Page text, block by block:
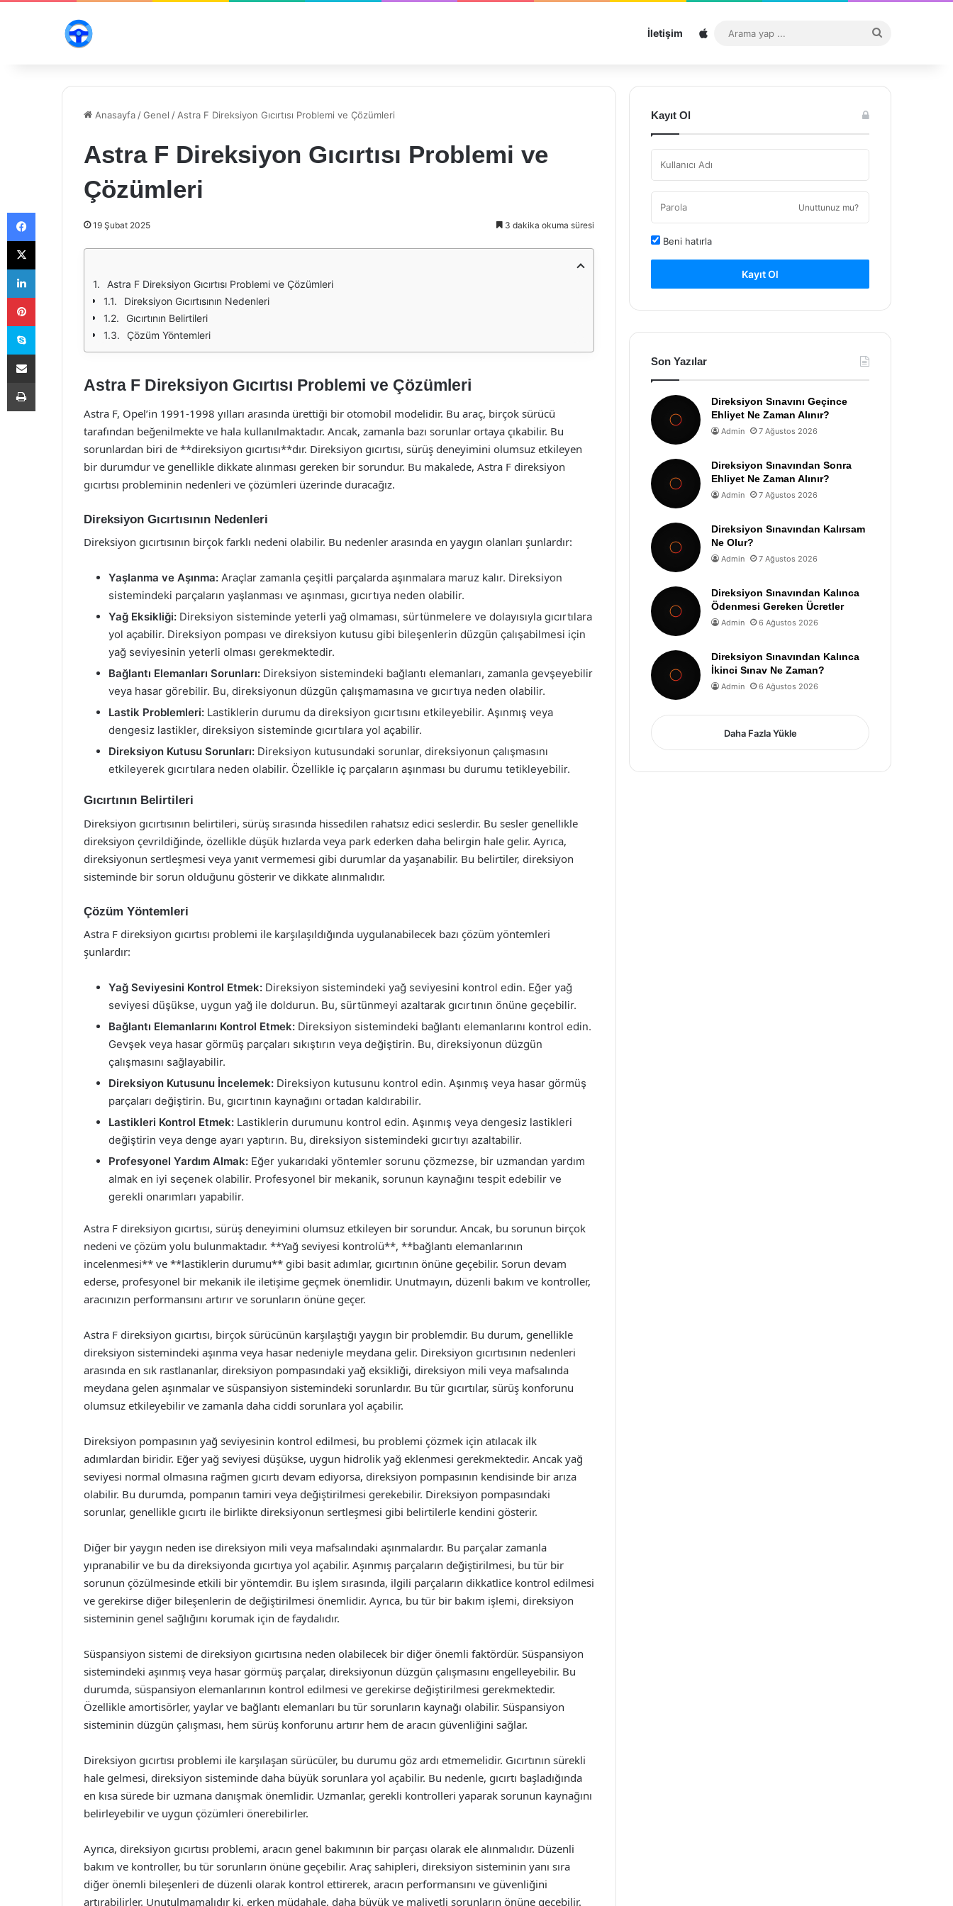
İletişim Sitemap
...
Anasayfa /Genel / Astra F Direksiyon Gıcırtısı Problemi ve Çözümleri
Astra F Direksiyon Gıcırtısı Problemi ve
Çözümleri
19 Şubat 2025 3 dakika okuma süresi
Astra F Direksiyon Gıcırtısı Problemi ve Çözümleri
Direksiyon Gıcırtısının Nedenleri
Gıcırtının Belirtileri
Çözüm Yöntemleri
Astra F Direksiyon Gıcırtısı Problemi ve Çözümleri
Astra F, Opel’in 1991-1998 yılları arasında ürettiği bir otomobil modelidir. Bu araç, birçok sürücü
tarafından beğenilmekte ve hala kullanılmaktadır. Ancak, zamanla bazı sorunlar ortaya çıkabilir. Bu
sorunlardan biri de **direksiyon gıcırtısı**dır. Direksiyon gıcırtısı, sürüş deneyimini olumsuz etkileyen
bir durumdur ve genellikle dikkate alınması gereken bir sorundur. Bu makalede, Astra F direksiyon
gıcırtısı probleminin nedenleri ve çözümleri üzerinde duracağız.
Direksiyon Gıcırtısının Nedenleri
Direksiyon gıcırtısının birçok farklı nedeni olabilir. Bu nedenler arasında en yaygın olanları şunlardır:
Yaşlanma ve Aşınma: Araçlar zamanla çeşitli parçalarda aşınmalara maruz kalır. Direksiyon
sistemindeki parçaların yaşlanması ve aşınması, gıcırtıya neden olabilir.
Yağ Eksikliği: Direksiyon sisteminde yeterli yağ olmaması, sürtünmelere ve dolayısıyla gıcırtılara
yol açabilir. Direksiyon pompası ve direksiyon kutusu gibi bileşenlerin düzgün çalışabilmesi için
yağ seviyesinin yeterli olması gerekmektedir.
Bağlantı Elemanları Sorunları: Direksiyon sistemindeki bağlantı elemanları, zamanla gevşeyebilir
veya hasar görebilir. Bu, direksiyonun düzgün çalışmamasına ve gıcırtıya neden olabilir.
Lastik Problemleri: Lastiklerin durumu da direksiyon gıcırtısını etkileyebilir. Aşınmış veya
dengesiz lastikler, direksiyon sisteminde gıcırtılara yol açabilir.
Direksiyon Kutusu Sorunları: Direksiyon kutusundaki sorunlar, direksiyonun çalışmasını
etkileyerek gıcırtılara neden olabilir. Özellikle iç parçaların aşınması bu durumu tetikleyebilir.
Gıcırtının Belirtileri
Direksiyon gıcırtısının belirtileri, sürüş sırasında hissedilen rahatsız edici seslerdir. Bu sesler genellikle
direksiyon çevrildiğinde, özellikle düşük hızlarda veya park ederken daha belirgin hale gelir. Ayrıca,
direksiyonun sertleşmesi veya yanıt vermemesi gibi durumlar da yaşanabilir. Bu belirtiler, direksiyon
sisteminde bir sorun olduğunu gösterir ve dikkate alınmalıdır.
Çözüm Yöntemleri
Astra F direksiyon gıcırtısı problemi ile karşılaşıldığında uygulanabilecek bazı çözüm yöntemleri
şunlardır:
Yağ Seviyesini Kontrol Etmek: Direksiyon sistemindeki yağ seviyesini kontrol edin. Eğer yağ
seviyesi düşükse, uygun yağ ile doldurun. Bu, sürtünmeyi azaltarak gıcırtının önüne geçebilir.
Bağlantı Elemanlarını Kontrol Etmek: Direksiyon sistemindeki bağlantı elemanlarını kontrol edin.
Gevşek veya hasar görmüş parçaları sıkıştırın veya değiştirin. Bu, direksiyonun düzgün
çalışmasını sağlayabilir.
Direksiyon Kutusunu İncelemek: Direksiyon kutusunu kontrol edin. Aşınmış veya hasar görmüş
parçaları değiştirin. Bu, gıcırtının kaynağını ortadan kaldırabilir.
Lastikleri Kontrol Etmek: Lastiklerin durumunu kontrol edin. Aşınmış veya dengesiz lastikleri
değiştirin veya denge ayarı yaptırın. Bu, direksiyon sistemindeki gıcırtıyı azaltabilir.
Profesyonel Yardım Almak: Eğer yukarıdaki yöntemler sorunu çözmezse, bir uzmandan yardım
almak en iyi seçenek olabilir. Profesyonel bir mekanik, sorunun kaynağını tespit edebilir ve
gerekli onarımları yapabilir.
Astra F direksiyon gıcırtısı, sürüş deneyimini olumsuz etkileyen bir sorundur. Ancak, bu sorunun birçok
nedeni ve çözüm yolu bulunmaktadır. **Yağ seviyesi kontrolü**, **bağlantı elemanlarının
incelenmesi** ve **lastiklerin durumu** gibi basit adımlar, gıcırtının önüne geçebilir. Sorun devam
ederse, profesyonel bir mekanik ile iletişime geçmek önemlidir. Unutmayın, düzenli bakım ve kontroller,
aracınızın performansını artırır ve sorunların önüne geçer.
Astra F direksiyon gıcırtısı, birçok sürücünün karşılaştığı yaygın bir problemdir. Bu durum, genellikle
direksiyon sistemindeki aşınma veya hasar nedeniyle meydana gelir. Direksiyon gıcırtısının nedenleri
arasında en sık rastlananlar, direksiyon pompasındaki yağ eksikliği, direksiyon mili veya mafsalında
meydana gelen aşınmalar ve süspansiyon sistemindeki sorunlardır. Bu tür gıcırtılar, sürüş konforunu
olumsuz etkileyebilir ve zamanla daha ciddi sorunlara yol açabilir.
Direksiyon pompasının yağ seviyesinin kontrol edilmesi, bu problemi çözmek için atılacak ilk
adımlardan biridir. Eğer yağ seviyesi düşükse, uygun hidrolik yağ eklenmesi gerekmektedir. Ancak yağ
seviyesi normal olmasına rağmen gıcırtı devam ediyorsa, direksiyon pompasının kendisinde bir arıza
olabilir. Bu durumda, pompanın tamiri veya değiştirilmesi gerekebilir. Direksiyon pompasındaki
sorunlar, genellikle gıcırtı ile birlikte direksiyonun sertleşmesi gibi belirtilerle kendini gösterir.
Diğer bir yaygın neden ise direksiyon mili veya mafsalındaki aşınmalardır. Bu parçalar zamanla
yıpranabilir ve bu da direksiyonda gıcırtıya yol açabilir. Aşınmış parçaların değiştirilmesi, bu tür bir
sorunun çözülmesinde etkili bir yöntemdir. Bu işlem sırasında, ilgili parçaların dikkatlice kontrol edilmesi
ve gerekirse diğer bileşenlerin de değiştirilmesi önemlidir. Ayrıca, bu tür bir bakım işlemi, direksiyon
sisteminin genel sağlığını korumak için de faydalıdır.
Süspansiyon sistemi de direksiyon gıcırtısına neden olabilecek bir diğer önemli faktördür. Süspansiyon
sistemindeki aşınmış veya hasar görmüş parçalar, direksiyonun düzgün çalışmasını engelleyebilir. Bu
durumda, süspansiyon elemanlarının kontrol edilmesi ve gerekirse değiştirilmesi gerekmektedir.
Özellikle amortisörler, yaylar ve bağlantı elemanları bu tür sorunların kaynağı olabilir. Süspansiyon
sisteminin düzgün çalışması, hem sürüş konforunu artırır hem de aracın güvenliğini sağlar.
Direksiyon gıcırtısı problemi ile karşılaşan sürücüler, bu durumu göz ardı etmemelidir. Gıcırtının sürekli
hale gelmesi, direksiyon sisteminde daha büyük sorunlara yol açabilir. Bu nedenle, gıcırtı başladığında
en kısa sürede bir uzmana danışmak önemlidir. Uzmanlar, gerekli kontrolleri yaparak sorunun kaynağını
belirleyebilir ve uygun çözümleri önerebilirler.
Ayrıca, direksiyon gıcırtısı problemi, aracın genel bakımının bir parçası olarak ele alınmalıdır. Düzenli
bakım ve kontroller, bu tür sorunların önüne geçebilir. Araç sahipleri, direksiyon sisteminin yanı sıra
diğer önemli bileşenleri de düzenli olarak kontrol ettirerek, aracın performansını ve güvenliğini
artırabilirler. Unutulmamalıdır ki, erken müdahale, daha büyük ve maliyetli sorunların önüne geçebilir.
Kayıt Ol
Unuttunuz mu?
Beni hatırla
Kayıt Ol
Son Yazılar
Direksiyon Sınavını Geçince
Ehliyet Ne Zaman Alınır?
Admin 7 Ağustos 2026
Direksiyon Sınavından Sonra
Ehliyet Ne Zaman Alınır?
Admin 7 Ağustos 2026
Direksiyon Sınavından Kalırsam
Ne Olur?
Admin 7 Ağustos 2026
Direksiyon Sınavından Kalınca
Ödenmesi Gereken Ücretler
Admin 6 Ağustos 2026
Direksiyon Sınavından Kalınca
İkinci Sınav Ne Zaman?
Admin 6 Ağustos 2026
Daha Fazla Yükle
Facebook
X
LinkedIn
Pinterest
Skype
E-Posta ile paylaş